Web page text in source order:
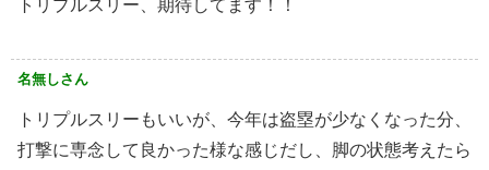
トリプルスリー、期待してます！！
名無しさん
トリプルスリーもいいが、今年は盗塁が少なくなった分、
打撃に専念して良かった様な感じだし、脚の状態考えたら